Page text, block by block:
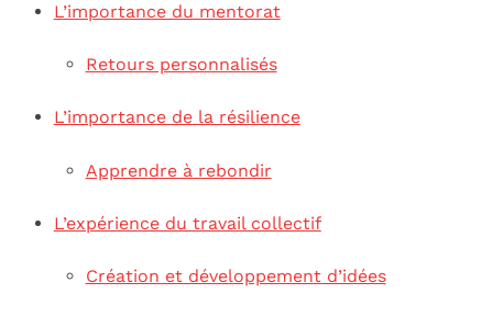
L’importance du mentorat
Retours personnalisés
L’importance de la résilience
Apprendre à rebondir
L’expérience du travail collectif
Création et développement d’idées